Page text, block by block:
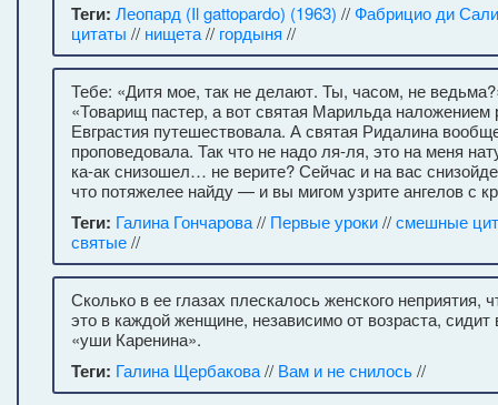
Теги: Леопард (Il gattopardo) (1963) //Фабрицио ди
цитаты // нищета// гордыня //
Тебе: «Дитя мое, так не делают. Ты, часом, не
«Товарищ пастер, а вот святая Марильда наложением
Евграстия путешествовала. А святая Ридалина
проповедовала. Так что не надо ля-ля, это на меня
ка-ак снизошел… не верите? Сейчас и на вас
что потяжелее найду — и вы мигом узрите ангелов с
Теги: Галина Гончарова// Первые уроки//смешные
святые//
Сколько в ее глазах плескалось женского неприятия,
это в каждой женщине, независимо от возраста,
«уши Каренина».
Теги: Галина Щербакова// Вам и не снилось//